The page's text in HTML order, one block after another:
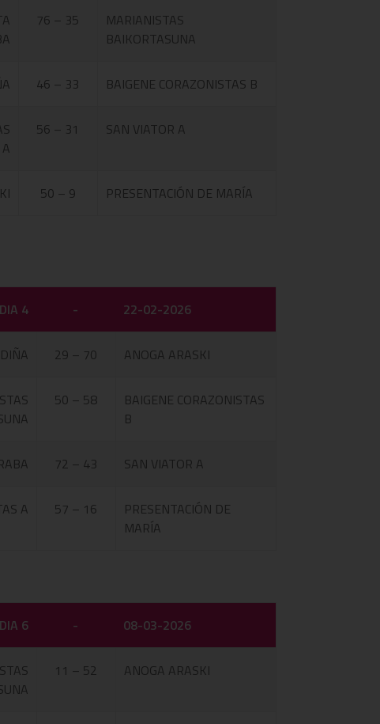
76 – 35
MARIANISTAS
BAIKORTASUNA
46 – 33 BAIGENE CORAZONISTAS B
A
56 – 31 SAN VIATOR A
50 – 9 PRESENTACIÓN DE MARÍA
4 - 22-02-2026
29 – 70 ANOGA ARASKI
50 – 58
BAIGENE CORAZONISTAS
B
72 – 43 SAN VIATOR A
A 57 – 16
PRESENTACIÓN DE
MARÍA
6 - 08-03-2026
11 – 52 ANOGA ARASKI